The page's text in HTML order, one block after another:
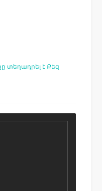
տեղադրել է Քեզ